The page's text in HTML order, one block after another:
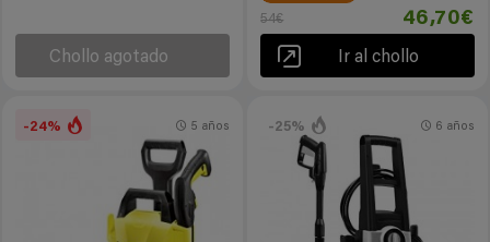
Chollo agotado
54€ 46,70€
Ir al chollo
-24% 5 años -25% 6 años